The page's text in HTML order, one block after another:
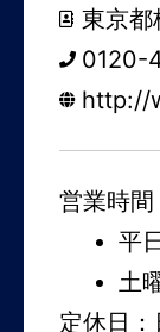
東京
0120-
http://
営業時間
平
土
定休日：